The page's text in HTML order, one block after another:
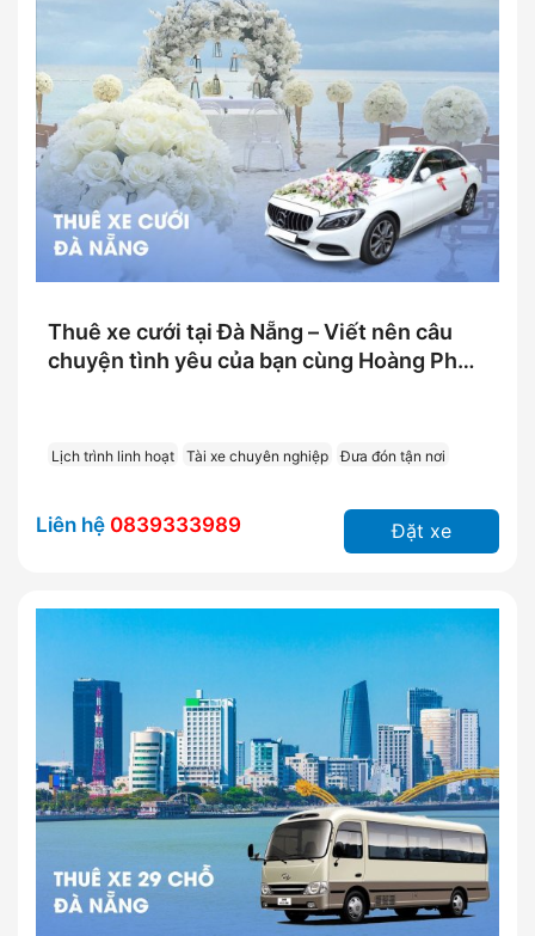
Thuê xe cưới tại Đà Nẵng – Viết nên câu
chuyện tình yêu của bạn cùng Hoàng Phú
Lịch trình linh hoạt Tài xe chuyên nghiệp Đưa đón tận nơi
Liên hệ 0839333989 Đặt xe